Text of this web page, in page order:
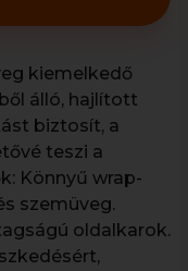
kiemelkedő
álló, hajlított
biztosít, a
teszi a
Könnyű wrap-
szemüveg.
oldalkarok.